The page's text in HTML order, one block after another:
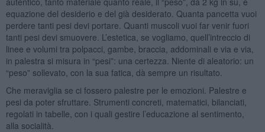
equazione del desiderio e del già desiderato. Quanta pancetta vuoi
perdere tanti pesi devi portare. Quanti muscoli vuoi far venir fuori
tanti pesi devi smuovere. L’estetica, se vogliamo, quell’intreccio di
linee e volumi tra polpacci, gambe, braccia, addominali e via e via,
in palestra si misura in “pesi”: una certezza. Niente di aleatorio: un
“peso” sollevato, con la sua fatica, dà sempre un risultato.
Che meraviglia se ci fossero palestre per le emozioni. Palestre e
pesi da poter sfruttare. Strumenti concreti, matematici, bilanciati,
regolati in tabelle, con i quali gestire l’educazione al sentimento,
alla socialità.